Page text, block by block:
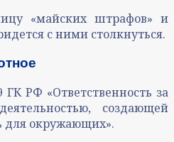
«майских штрафов» и
с ними столкнуться.
ГК РФ «Ответственность за
создающей
для окружающих».